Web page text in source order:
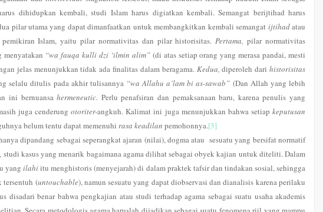
dihidupkan kembali, studi Islam harus digiatkan kembali. Semangat berijtihad harus
pilar utama yang dapat dimanfaatkan untuk membangkitkan kembali semangat ijtihadatau
Islam, yaitu pilar normativitas dan pilar historisitas.Pertama,pilar normativitas
menyatakan “wa fauqa kulli dzi ‘ilmin alim” (di atas setiap orang yang merasa pandai, mesti
jelas menunjukkan tidak ada finalitas dalam beragama. Kedua,diperoleh darihistorisitas
selalu ditulis pada akhir tulisannya “wa Allahu a’lam bi as-sawab” (Dan Allah yang lebih
ini bernuansahermeneutic. Perlu penafsiran dan pemaksanaan baru, karena penulis yang
juga cenderungotoriter-angkuh. Kalimat ini juga menunjukkan bahwa setiapkeputusan
belum tentu dapat memenuhirasa keadilanpemohonnya.[3]
dipandang sebagai seperangkat ajaran (nilai), dogma atau sesuatu yang bersifat normatif
studi kasus yang menarik bagaimana agama dilihat sebagai obyek kajian untuk diteliti. Dalam
yangilahiitu menghistoris (menyejarah) di dalam praktek tafsir dan tindakan sosial, sehingga
tersentuh (untouchable), namun sesuatu yang dapat diobservasi dan dianalisis karena perilaku
disadari benar bahwa pengkajian atau studi terhadap agama sebagai suatu usaha akademis